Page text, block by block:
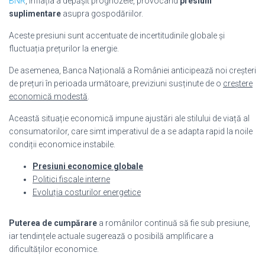
suplimentare asupra gospodăriilor.
Aceste presiuni sunt accentuate de incertitudinile globale și
fluctuația prețurilor la energie.
De asemenea, Banca Națională a României anticipează noi creșteri
de prețuri în perioada următoare, previziuni susținute de o creștere
economică modestă
Această situație economică impune ajustări ale stilului de viață al
consumatorilor, care simt imperativul de a se adapta rapid la noile
condiții economice instabile.
Presiuni economice globale
Politici fiscale interne
Evoluția costurilor energetice
Puterea de cumpărare a românilor continuă să fie sub presiune,
iar tendințele actuale sugerează o posibilă amplificare a
dificultăților economice.